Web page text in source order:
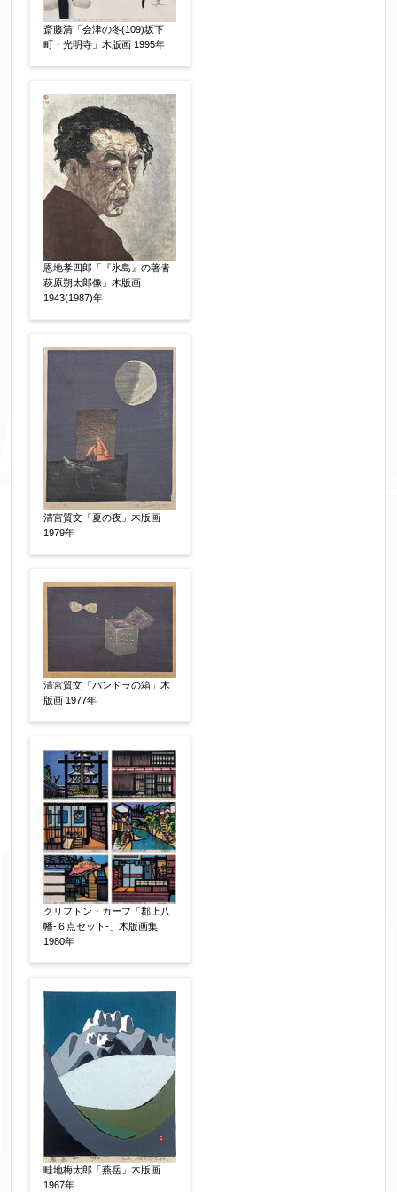
作品コンディション
【任意】
添付画像
※追加や複数点ある場合はフォーム送信後に送ら
れてくる送信確認メール記載のアドレスからもお
送り頂けます。
▼
お名前 【必須】
フリガナ 【任意】
※送信完了後こちらのメールアドレス宛に自動で
送信確認メールをお送りします。もし送信確認メ
ールが受信されない場合は、送信が完了していな
いか、アドレス間違え、迷惑メールフィルター等
により弊社からのお返事も受信できない場合がご
ざいますので、お電話(
合わせください。
斎藤清「会津の冬(109)坂下
町・光明寺」木版画 1995年
恩地孝四郎「『氷島』の著者
萩原朔太郎像」木版画
1943(1987)年
清宮質文「夏の夜」木版画
1979年
清宮質文「パンドラの箱」木
版画 1977年
クリフトン・カーフ「郡上八
幡-６点セット-」木版画集
1980年
畦地梅太郎「燕岳」木版画
1967年